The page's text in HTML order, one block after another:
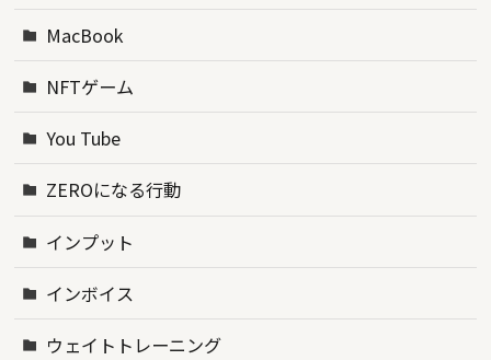
MacBook
NFTゲーム
You Tube
ZEROになる行動
インプット
インボイス
ウェイトトレーニング